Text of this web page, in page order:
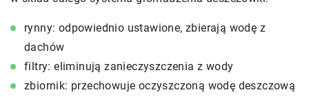
rynny: odpowiednio ustawione, zbierają wodę z
dachów
filtry: eliminują zanieczyszczenia z wody
zbiornik: przechowuje oczyszczoną wodę deszczową